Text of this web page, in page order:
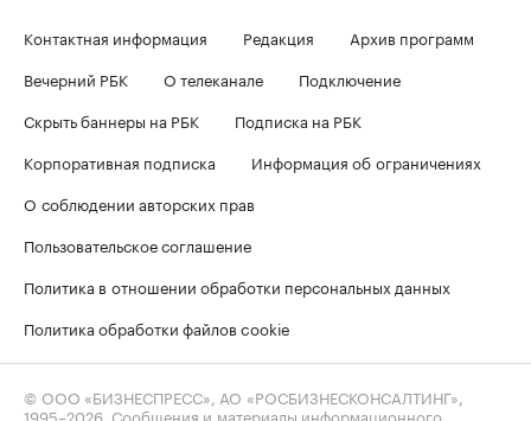
Контактная информация Редакция
Архив программ
Вечерний РБК
О телеканале
Подключение
Скрыть баннеры на РБК
Подписка на РБК
Корпоративная подписка
Информация об ограничениях
О соблюдении авторских прав
Пользовательское соглашение
Политика в отношении обработки персональных данных
Политика обработки файлов cookie
© ООО «БИЗНЕСПРЕСС», АО «РОСБИЗНЕСКОНСАЛТИНГ»,
1995–2026 . Сообщения и материалы информационного